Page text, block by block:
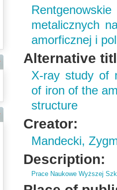
metalicznych
amorficznej i
Alternative
X-ray study of
of iron of the
structure
Creator:
Mandecki,
Description:
Prace Naukowe Wyższej